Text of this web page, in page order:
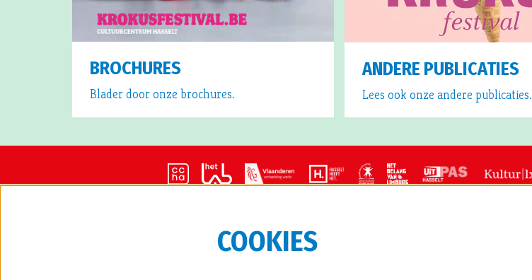
BROCHURES
Blader door onze brochures.
ANDERE PUBLICATIES
Lees ook onze andere publicaties.
CONTACT
COOKIES